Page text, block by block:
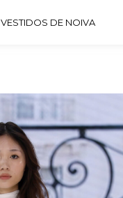
VESTIDOS DE NOIVA